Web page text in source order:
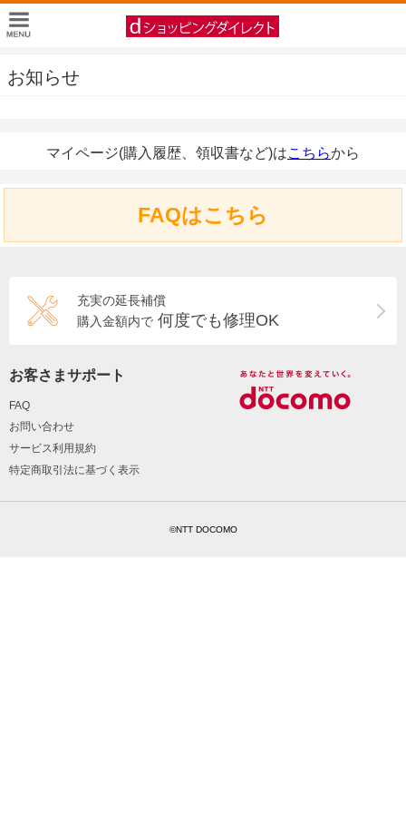
お知らせ
マイページ(購入履歴、領収書など)はこちらから
FAQはこちら
充実の延長補償
購入金額内で 何度でも修理OK
お客さまサポート
FAQ
お問い合わせ
サービス利用規約
特定商取引法に基づく表示
©NTT DOCOMO